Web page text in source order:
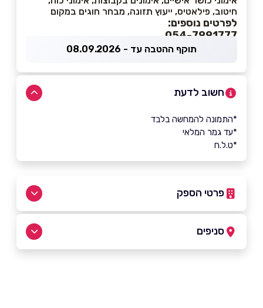
חיטוב, פילאטיס, ייעוץ תזונה, מבחר חוגים במקום
לפרטים נוספים:
054-7991777
תוקף ההטבה עד - 08.09.2026
חשוב לדעת
*התמונה להמחשה בלבד
*עד גמר המלאי
*ט.ל.ח
פרטי הספק
סניפים